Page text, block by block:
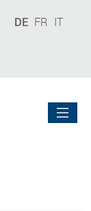
DE FR IT